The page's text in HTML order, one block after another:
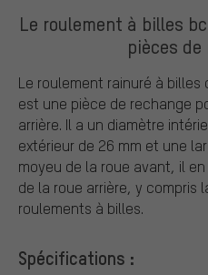
Le roulement à billes
pièces
Le roulement rainuré à billes
est une pièce de rechange
arrière. Il a un diamètre
extérieur de 26 mm et une
moyeu de la roue avant, il
de la roue arrière, y compris
roulements à billes.
Spécifications :